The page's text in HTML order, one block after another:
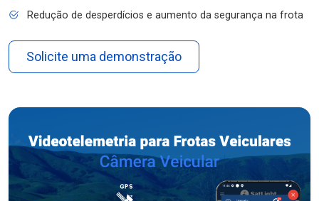
Redução de desperdícios e aumento da segurança na frota
Solicite uma demonstração